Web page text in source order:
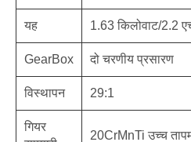
यह 1.63 किलोवाट/2.2
GearBox दो चरणीय प्रसारण
विस्थापन 29:1
गियर
20CrMnTi उच्च